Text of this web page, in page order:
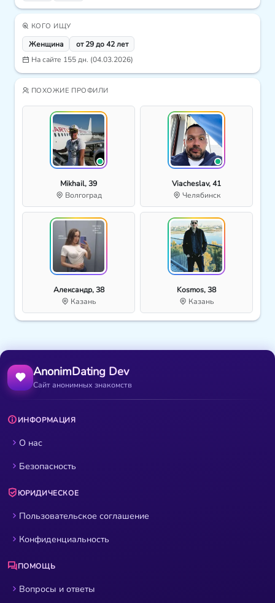
КОГО ИЩУ
Женщина
от 29 до 42 лет
На сайте 155 дн. (04.03.2026)
ПОХОЖИЕ ПРОФИЛИ
Mikhail, 39
Волгоград
Viacheslav, 41
Челябинск
Александр, 38
Казань
Kosmos, 38
Казань
AnonimDating Dev
Сайт анонимных знакомств
ИНФОРМАЦИЯ
О нас
Безопасность
ЮРИДИЧЕСКОЕ
Пользовательское соглашение
Конфиденциальность
ПОМОЩЬ
Вопросы и ответы